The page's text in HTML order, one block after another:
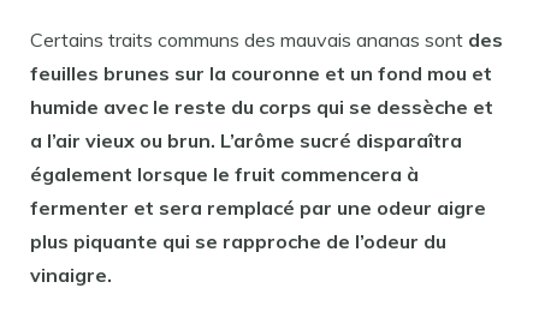
Certains traits communs des mauvais ananas sont des
feuilles brunes sur la couronne et un fond mou et
humide avec le reste du corps qui se dessèche et
a l’air vieux ou brun. L’arôme sucré disparaîtra
également lorsque le fruit commencera à
fermenter et sera remplacé par une odeur aigre
plus piquante qui se rapproche de l’odeur du
vinaigre.